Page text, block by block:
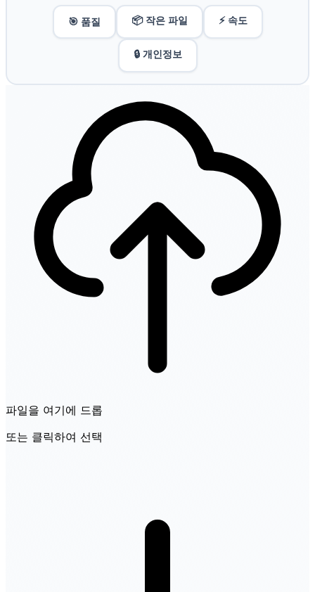
🎯 품질 📦 작은 파일 ⚡ 속도
🔒 개인정보
파일을 여기에 드롭
또는 클릭하여 선택